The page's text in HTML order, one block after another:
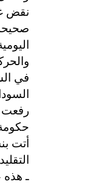
نقض
في
ـ هذه